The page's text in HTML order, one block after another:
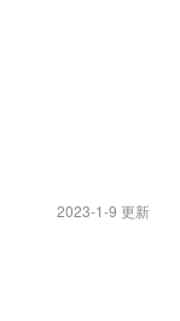
2023-1-9 更新